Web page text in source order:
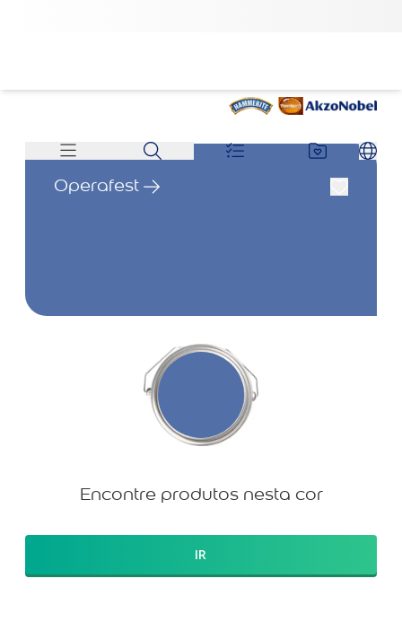
Operafest
Encontre produtos nesta cor
IR